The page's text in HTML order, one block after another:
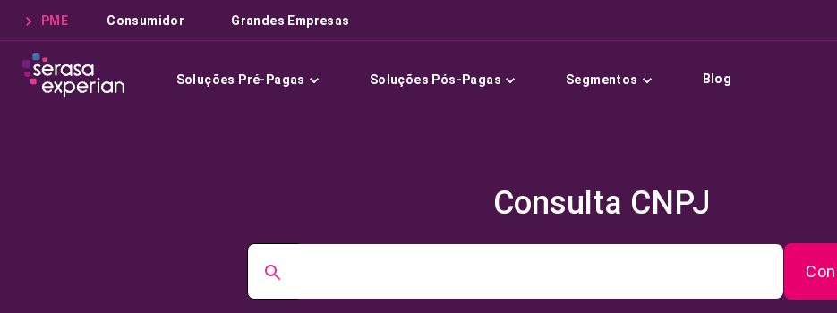
PME Consumidor Grandes Empresas
Soluções Pré-Pagas Soluções Pós-Pagas Segmentos Blog
Consulta CNPJ